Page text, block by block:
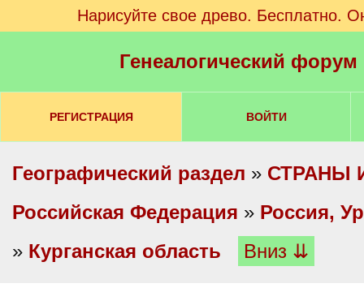
Нарисуйте свое древо. Бесплатно.
Генеалогический
РЕГИСТРАЦИЯ ВОЙТИ
Географический раздел » СТРАНЫ
Российская Федерация » Россия,
» Курганская область Вниз ⇊